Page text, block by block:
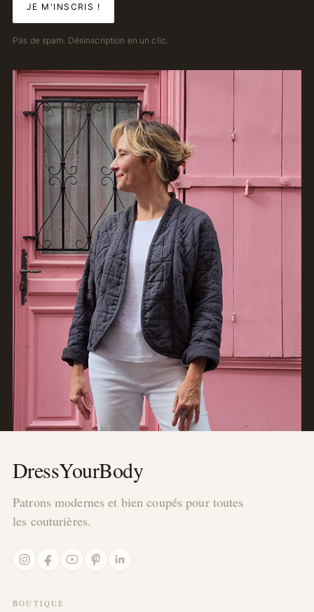
Pas de spam. Désinscription en un clic.
DressYourBody
Patrons modernes et bien coupés pour toutes
les couturières.
InstagramFacebookYouTubePinterestLinkedIn
BOUTIQUE